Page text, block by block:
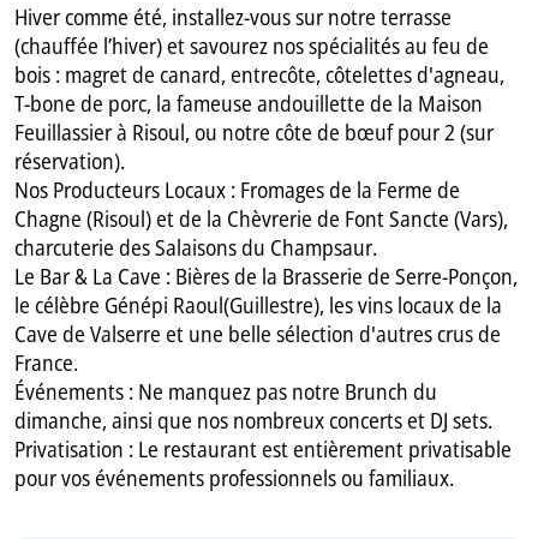
Hiver comme été, installez-vous sur notre terrasse
(chauffée l’hiver) et savourez nos spécialités au feu de
bois : magret de canard, entrecôte, côtelettes d'agneau,
T-bone de porc, la fameuse andouillette de la Maison
Feuillassier à Risoul, ou notre côte de bœuf pour 2 (sur
réservation).
Nos Producteurs Locaux : Fromages de la Ferme de
Chagne (Risoul) et de la Chèvrerie de Font Sancte (Vars),
charcuterie des Salaisons du Champsaur.
Le Bar & La Cave : Bières de la Brasserie de Serre-Ponçon,
le célèbre Génépi Raoul(Guillestre), les vins locaux de la
Cave de Valserre et une belle sélection d'autres crus de
France.
Événements : Ne manquez pas notre Brunch du
dimanche, ainsi que nos nombreux concerts et DJ sets.
Privatisation : Le restaurant est entièrement privatisable
pour vos événements professionnels ou familiaux.